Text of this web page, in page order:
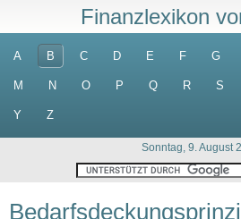
Finanzlexikon
A B C D E F G
M N O P Q R S
Y Z
Sonntag, 9. August